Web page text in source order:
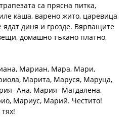
са прясна питка,
каша, варено жито, царевица
диня и грозде. Вярващите
домашно тъкано платно,
Мариан, Мара, Мари,
Марита, Маруся, Маруца,
Ана, Мария- Магдалена,
Мариус, Марий. Честито!